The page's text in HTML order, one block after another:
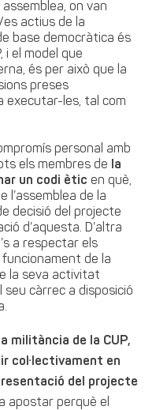
on van
es actius de la
base democràtica és
i el model que
és per això que la
preses
executar-les, tal com
personal amb
els membres de
la
un codi ètic en què,
l’assemblea de la
decisió del projecte
d’aquesta. D’altra
a respectar els
de la
la seva activitat
càrrec a disposició
la militància de la CUP,
col·lectivament en
del projecte
apostar perquè el